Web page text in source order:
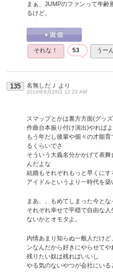
まぁ、JUMPのファンって年齢
るけど。
それな！ 53 うー
135 名無しだＪ より
2016年9月29日 12:22 AM
スマップとかは裏方方面(グッ
作曲台本振り付け演出)やれば
もう年だし後輩や個々の才能
るくらいでさ
そういう大義名分かかげて表
んだよな
結婚もそれぞれもっと早くに
アイドルというより一時代を
まあ、、もめてしまった今とな
それぞれ幸せで平穏で自由な
ないかとオモタよ。
内情あまり知らぬ一般人だけ
ンなんだから好きにやらせてや
残りたい奴は残ればいいし
やる気のないやつが会社にい